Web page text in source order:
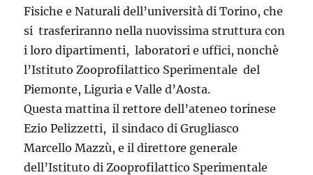
Fisiche e Naturali dell’università di Torino, che
si trasferiranno nella nuovissima struttura con
i loro dipartimenti, laboratori e uffici, nonchè
l’Istituto Zooprofilattico Sperimentale del
Piemonte, Liguria e Valle d’Aosta.
Questa mattina il rettore dell’ateneo torinese
Ezio Pelizzetti, il sindaco di Grugliasco
Marcello Mazzù, e il direttore generale
dell’Istituto di Zooprofilattico Sperimentale